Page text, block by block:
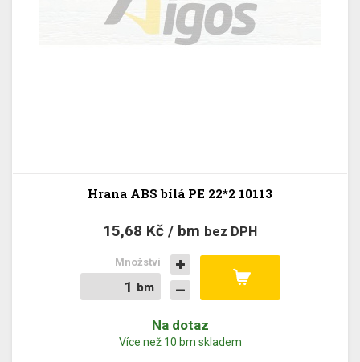
Hrana ABS bílá PE 22*2 10113
15,68 Kč / bm bez DPH
bm
bm
Množství
Na dotaz
Více než 10 bm skladem